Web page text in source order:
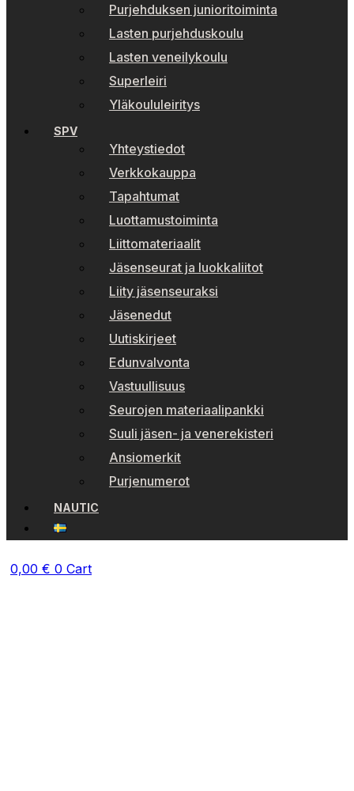
Purjehduksen junioritoiminta
Lasten purjehduskoulu
Lasten veneilykoulu
Superleiri
Yläkoululeiritys
SPV
Yhteystiedot
Verkkokauppa
Tapahtumat
Luottamustoiminta
Liittomateriaalit
Jäsenseurat ja luokkaliitot
Liity jäsenseuraksi
Jäsenedut
Uutiskirjeet
Edunvalvonta
Vastuullisuus
Seurojen materiaalipankki
Suuli jäsen- ja venerekisteri
Ansiomerkit
Purjenumerot
NAUTIC
0,00 € 0 Cart